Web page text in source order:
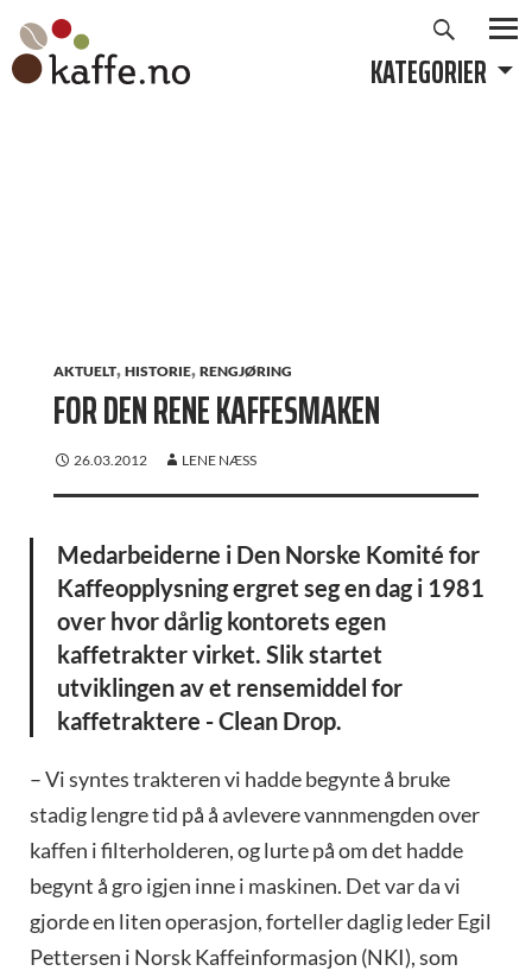
Hopp
innhold
KATEGORIER
AKTUELT, HISTORIE, RENGJØRING
FOR DEN RENE KAFFESMAKEN
26.03.2012 LENE NÆSS
Medarbeiderne i Den Norske Komité for
Kaffeopplysning ergret seg en dag i 1981
over hvor dårlig kontorets egen
kaffetrakter virket. Slik startet
utviklingen av et rensemiddel for
kaffetraktere - Clean Drop.
– Vi syntes trakteren vi hadde begynte å bruke
stadig lengre tid på å avlevere vannmengden over
kaffen i filterholderen, og lurte på om det hadde
begynt å gro igjen inne i maskinen. Det var da vi
gjorde en liten operasjon, forteller daglig leder Egil
Pettersen i Norsk Kaffeinformasjon (NKI), som